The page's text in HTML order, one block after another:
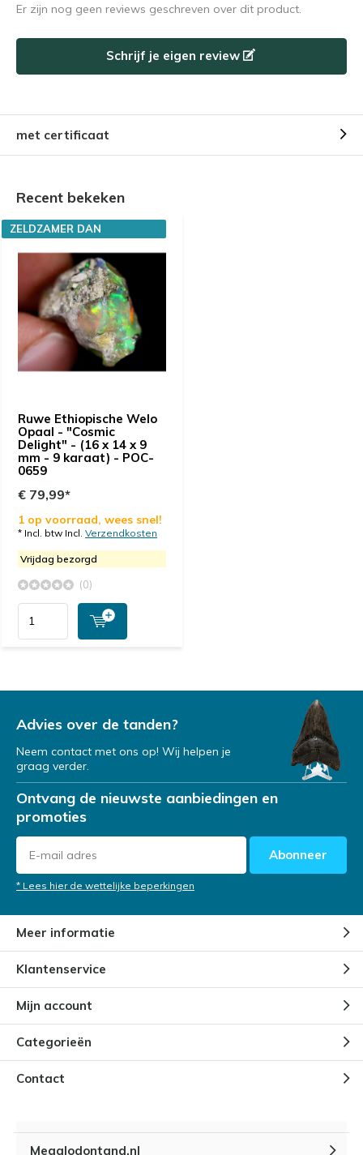
Er zijn nog geen reviews geschreven over dit product.
Schrijf je eigen review
met certificaat
Recent bekeken
Ruwe Ethiopische Welo
Opaal - "Cosmic
Delight" - (16 x 14 x 9
mm - 9 karaat) - POC-
0659
ZELDZAMER DAN
€ 79,99*
1 op voorraad, wees snel!
* Incl. btw Incl. Verzendkosten
Vrijdag bezorgd
(0)
Advies over de tanden?
Neem contact met ons op! Wij helpen je
graag verder.
Ontvang de nieuwste aanbiedingen en
promoties
Abonneer
* Lees hier de wettelijke beperkingen
Meer informatie
Klantenservice
Mijn account
Categorieën
Contact
Megalodontand.nl